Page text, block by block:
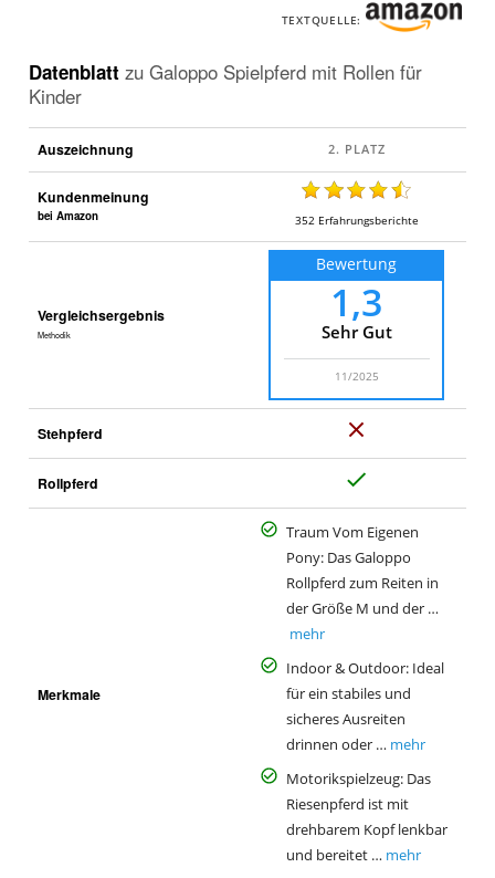
TEXTQUELLE:
Datenblatt zu Galoppo Spielpferd mit Rollen für
Kinder
Auszeichnung
Kundenmeinung
bei Amazon 352 Erfahrungsberichte
Vergleichsergebnis
Methodik
Bewertung
1,3
Sehr Gut
11/2025
Stehpferd
e
n
Rollpferd
a
Merkmale
Traum Vom Eigenen
Pony: Das Galoppo
Rollpferd zum Reiten in
der Größe M und der …
mehr
Indoor & Outdoor: Ideal
für ein stabiles und
sicheres Ausreiten
drinnen oder … mehr
Motorikspielzeug: Das
Riesenpferd ist mit
drehbarem Kopf lenkbar
und bereitet … mehr